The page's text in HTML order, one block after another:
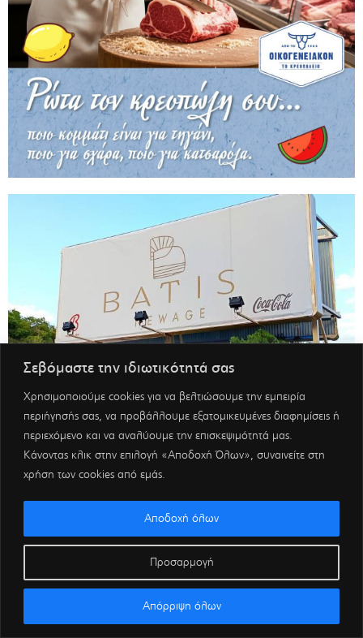
Σεβόμαστε την ιδιωτικότητά σας
Χρησιμοποιούμε cookies για να βελτιώσουμε την εμπειρία
περιήγησής σας, να προβάλλουμε εξατομικευμένες διαφημίσεις ή
περιεχόμενο και να αναλύουμε την επισκεψιμότητά μας.
Κάνοντας κλικ στην επιλογή «Αποδοχή Όλων», συναινείτε στη
χρήση των cookies από εμάς.
Προσαρμογή
Απόρριψη όλων
Αποδοχή όλων